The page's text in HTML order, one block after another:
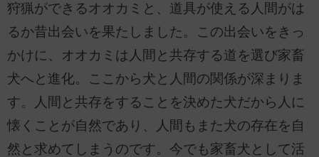
狩猟ができるオオカミと、道具が使える人間がは
るか昔出会いを果たしました。この出会いをきっ
かけに、オオカミは人間と共存する道を選び家畜
犬へと進化。ここから犬と人間の関係が深まりま
す。人間と共存をすることを決めた犬だから人に
懐くことが自然であり、人間もまた犬の存在を自
然と求めてしまうのです。今でも家畜犬として活